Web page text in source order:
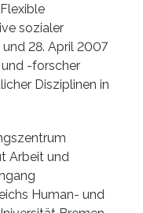
sozialer
und 28. April 2007
-forscher
Disziplinen in
Arbeit und
Human- und